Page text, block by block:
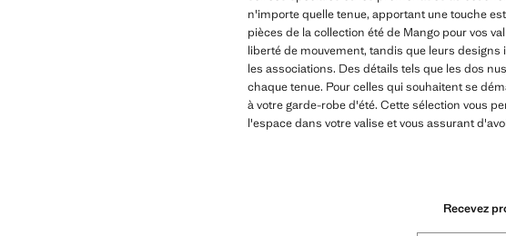
n'importe quelle tenue, apportant une touche
pièces de la collection été de Mango pour vos
liberté de mouvement, tandis que leurs
les associations. Des détails tels que les dos
chaque tenue. Pour celles qui souhaitent se
à votre garde-robe d'été. Cette sélection vous
l'espace dans votre valise et vous assurant
Recevez